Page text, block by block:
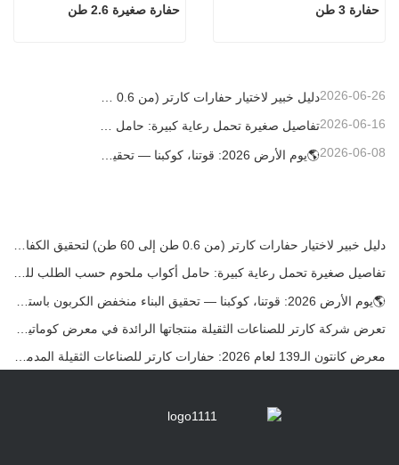
حفارة صغيرة 2.6 طن حفارة 3 طن
2026-06-26
تفاصيل صغيرة تحمل رعاية كبيرة: حامل أكواب ملحوم حسب الطلب للحفارات الصغيرة 2026-06-16
2026-06-08
تفاصيل صغيرة تحمل رعاية كبيرة: حامل أكواب ملحوم حسب الطلب للحفارات الصغيرة
معرض كانتون الـ139 لعام 2026: حفارات كارتر للصناعات الثقيلة المدمجة في الجناح 12.0B35